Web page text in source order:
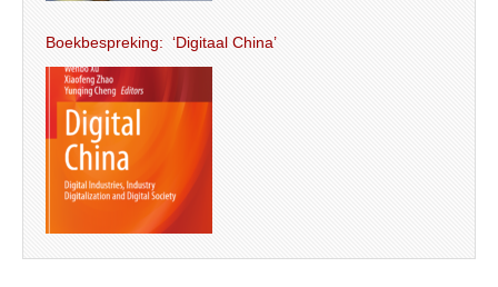
Boekbespreking: ‘Digitaal China’